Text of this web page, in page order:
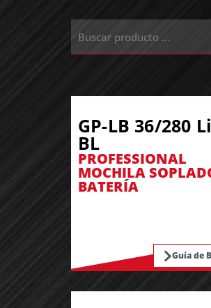
GP-LB 36/280
BL
PROFESSIONAL
MOCHILA
BATERÍA
Guía de